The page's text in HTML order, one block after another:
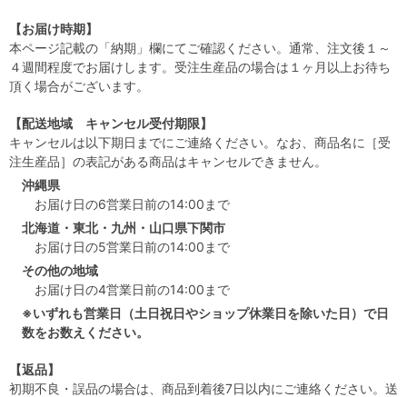
【お届け時期】
本ページ記載の「納期」欄にてご確認ください。通常、注文後１～
４週間程度でお届けします。受注生産品の場合は１ヶ月以上お待ち
頂く場合がございます。
【配送地域 キャンセル受付期限】
キャンセルは以下期日までにご連絡ください。なお、商品名に［受
注生産品］の表記がある商品はキャンセルできません。
沖縄県
お届け日の6営業日前の14:00まで
北海道・東北・九州・山口県下関市
お届け日の5営業日前の14:00まで
その他の地域
お届け日の4営業日前の14:00まで
※いずれも営業日（土日祝日やショップ休業日を除いた日）で日
数をお数えください。
【返品】
初期不良・誤品の場合は、商品到着後7日以内にご連絡ください。送